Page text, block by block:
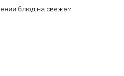
блюд на свежем